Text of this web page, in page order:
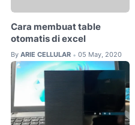
Cara membuat table
otomatis di excel
By ARIE CELLULAR • 05 May, 2020